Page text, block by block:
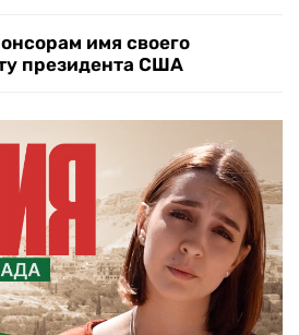
имя своего
президента США